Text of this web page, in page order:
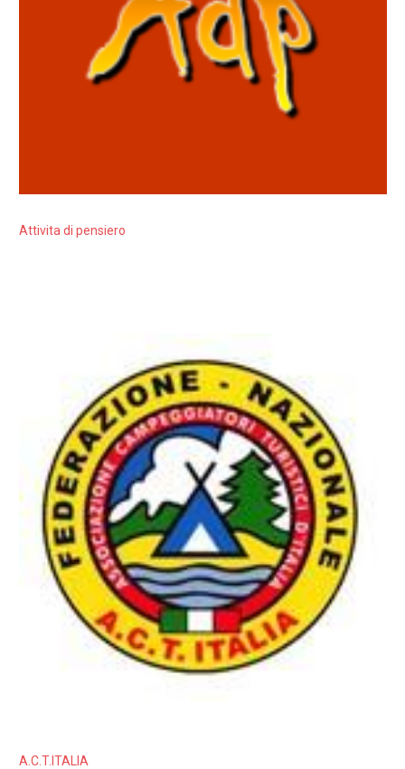
Attivita di pensiero
A.C.T.ITALIA